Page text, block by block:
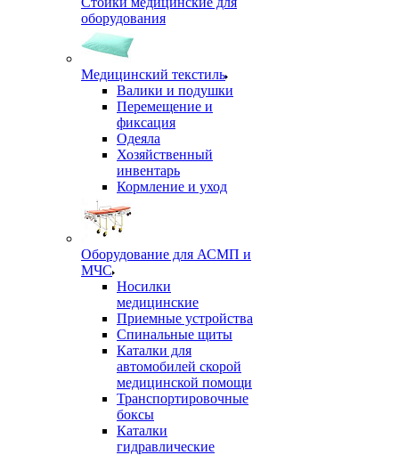
оборудования
Медицинский текстиль
Валики и подушки
Перемещение и
фиксация
Одеяла
Хозяйственный
инвентарь
Кормление и уход
Оборудование для АСМП и
МЧС
Носилки
медицинские
Приемные устройства
Спинальные щиты
Каталки для
автомобилей скорой
медицинской помощи
Транспортировочные
боксы
Каталки
гидравлические